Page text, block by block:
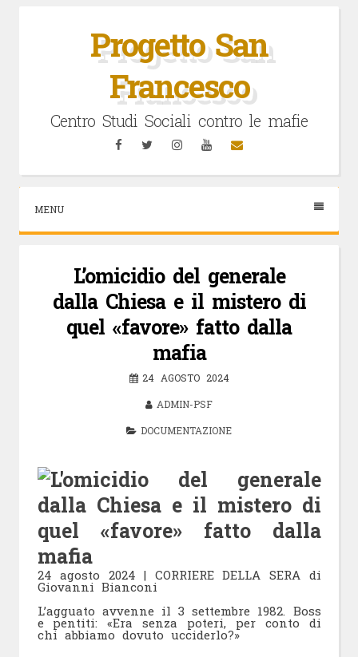
Progetto San
Francesco
Centro Studi Sociali contro le mafie
FacebookTwitterInstagramYouTubeEmail
MENU
L’omicidio del generale
dalla Chiesa e il mistero di
quel «favore» fatto dalla
mafia
24 AGOSTO 2024
ADMIN-PSF
DOCUMENTAZIONE
24 agosto 2024 | CORRIERE DELLA SERA di
Giovanni Bianconi
L’agguato avvenne il 3 settembre 1982. Boss
e pentiti: «Era senza poteri, per conto di
chi abbiamo dovuto ucciderlo?»